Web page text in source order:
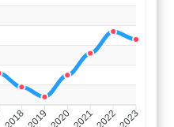
20182019 2020202120222023